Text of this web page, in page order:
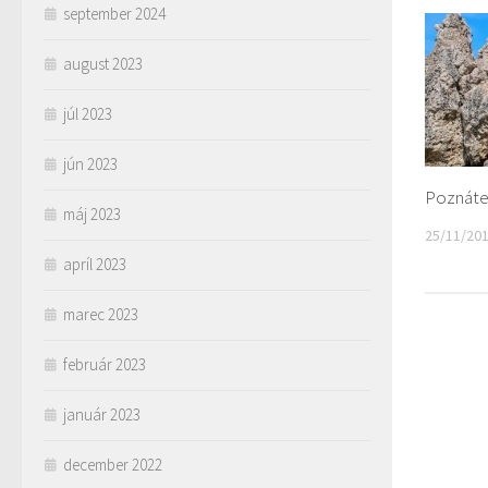
25/11/
september 2024
august 2023
júl 2023
jún 2023
máj 2023
apríl 2023
marec 2023
február 2023
január 2023
december 2022